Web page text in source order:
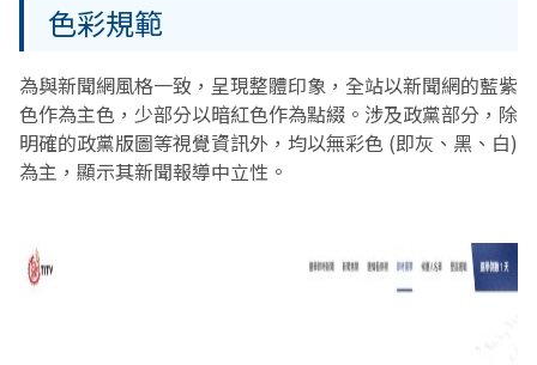
色彩規範
為與新聞網風格一致，呈現整體印象，全站以新聞網的藍紫
色作為主色，少部分以暗紅色作為點綴。涉及政黨部分，除
明確的政黨版圖等視覺資訊外，均以無彩色 (即灰、黑、白)
為主，顯示其新聞報導中立性。